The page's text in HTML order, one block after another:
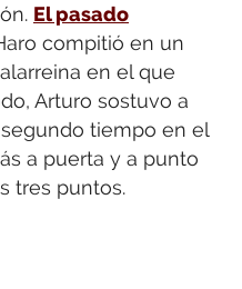
El pasado
compitió en un
en el que
Arturo sostuvo a
tiempo en el
a puerta y a punto
tres puntos.